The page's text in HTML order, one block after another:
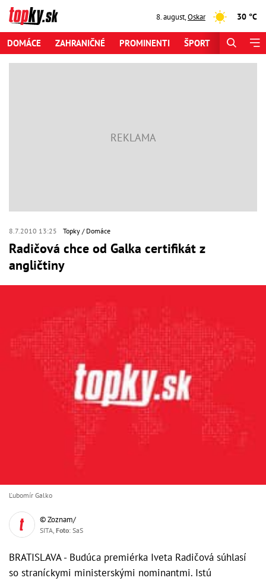
8. august,Oskar 30 °C
DOMÁCE ZAHRANIČNÉ PROMINENTI ŠPORT
8.7.2010 13:25 Topky Domáce
Radičová chce od Galka certifikát z
angličtiny
Ľubomír Galko
© Zoznam/
SITA, Foto: SaS
BRATISLAVA - Budúca premiérka Iveta Radičová súhlasí
so straníckymi ministerskými nominantmi. Istú